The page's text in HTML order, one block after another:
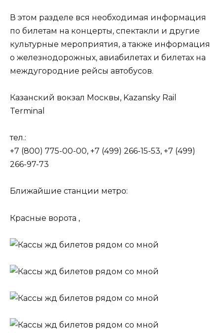
В этом разделе вся необходимая информация
по билетам на концерты, спектакли и другие
культурные мероприятия, а также информация
о железнодорожных, авиабилетах и билетах на
междугородние рейсы автобусов.
Казанский вокзал Москвы, Kazansky Rail
Terminal
тел.:
+7 (800) 775-00-00, +7 (499) 266-15-53, +7 (499)
266-97-73
Ближайшие станции метро:
Красные ворота ,